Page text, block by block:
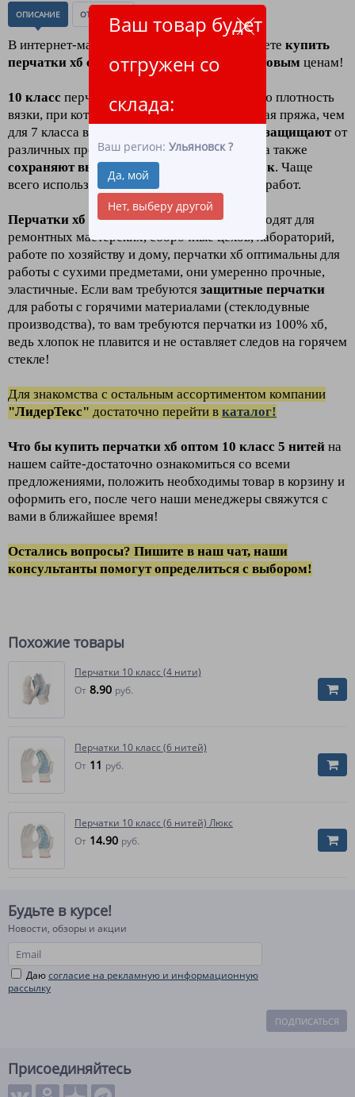
Ваш товар будет
отгружен со
склада:
Ваш регион:Ульяновск ?
Да, мой
Нет, выберу другой
ОПИСАНИЕ ОТЗЫВЫ
В интернет-магазине Вы можете купить
перчатки хб с пвх 10 класс 5 нитей
оптовым ценам!
10 класс перчаток хб означает
повышенную плотность
вязки, при которой используется более тонкая пряжа, чем
для 7 класса вязки. Такие перчатки отлично
защищаютот
различных производственных загрязнений, а также
сохраняют высокую чувствительность рук. Чаще
всего используются для проведения тонких работ.
Перчатки хб с пвх 10 классаотлично подходят для
ремонтных мастерских, сборочные цехов, лабораторий,
работе по хозяйству и дому, перчатки хб оптимальны для
работы с сухими предметами, они умеренно прочные,
эластичные. Если вам требуются защитные перчатки
для работы с горячими материалами (стеклодувные
производства), то вам требуются перчатки из 100% хб,
ведь хлопок не плавится и не оставляет следов на горячем
стекле!
Для знакомства с остальным ассортиментом компании
"ЛидерТекс" достаточно перейти в каталог!
Что бы купить перчатки хб оптом 10 класс 5 нитей на
нашем сайте-достаточно ознакомиться со всеми
предложениями, положить необходимы товар в корзину и
оформить его, после чего наши менеджеры свяжутся с
вами в ближайшее время!
Остались вопросы? Пишите в наш чат, наши
консультанты помогут определиться с выбором!
Похожие товары
Перчатки 10 класс (4 нити)
От 8.90 руб.
Перчатки 10 класс (6 нитей)
От 11 руб.
Перчатки 10 класс (6 нитей) Люкс
От 14.90 руб.
Будьте в курсе!
Новости, обзоры и акции
Даюсогласие на рекламную и информационную
рассылку
ПОДПИСАТЬСЯ
Присоединяйтесь